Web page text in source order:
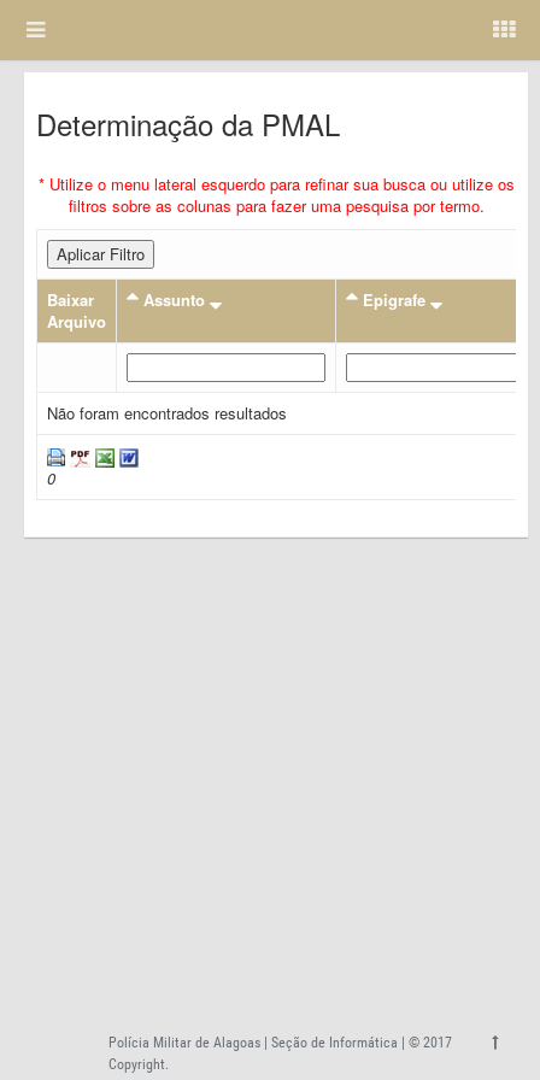
Determinação da PMAL
* Utilize o menu lateral esquerdo para refinar sua busca ou utilize os
filtros sobre as colunas para fazer uma pesquisa por termo.
Aplicar Filtro
Baixar
Arquivo
Assunto Epigrafe
Não foram encontrados resultados
0
Polícia Militar de Alagoas | Seção de Informática | © 2017
Copyright.